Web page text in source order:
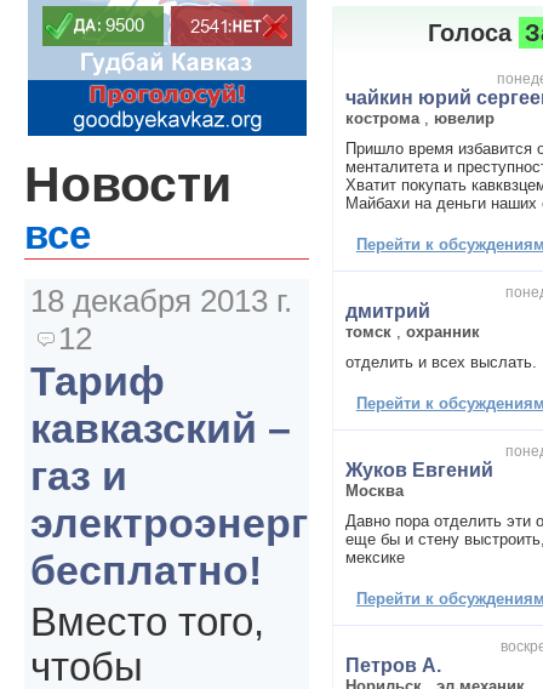
Голоса
чайкин юрий
кострома
ювелир
Пришло время избавится
менталитета и
Хватит покупать
Майбахи на деньги наших
Перейти к
дмитрий
томск
охранник
отделить и всех выслать.
Перейти к
Жуков Евгений
Москва
Давно пора отделить эти
еще бы и стену
мексике
Перейти к
Петров А.
Новости
все
18 декабря 2013 г.
12
Тариф
кавказский –
газ и
электроэнергия
бесплатно!
Вместо того,
чтобы